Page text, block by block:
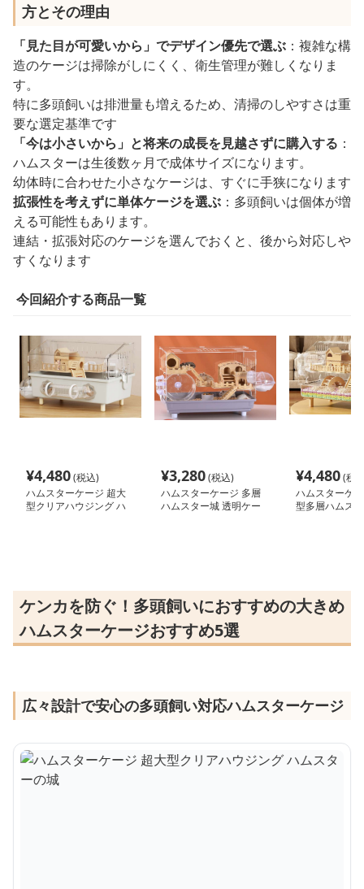
方とその理由
「見た目が可愛いから」でデザイン優先で選ぶ ：複雑な構
造のケージは掃除がしにくく、衛生管理が難しくなりま
す。
特に多頭飼いは排泄量も増えるため、清掃のしやすさは重
要な選定基準です
「今は小さいから」と将来の成長を見越さずに購入する ：
ハムスターは生後数ヶ月で成体サイズになります。
幼体時に合わせた小さなケージは、すぐに手狭になります
拡張性を考えずに単体ケージを選ぶ ：多頭飼いは個体が増
える可能性もあります。
連結・拡張対応のケージを選んでおくと、後から対応しや
すくなります
今回紹介する商品一覧
¥4,480(税込)
ハムスターケージ 超大
型クリアハウジング ハ
¥3,280(税込)
ハムスターケージ 多層
ハムスター城 透明ケー
¥4,480(税
ハムスターケ
型多層ハムス
ケンカを防ぐ！多頭飼いにおすすめの大きめ
ハムスターケージおすすめ5選
広々設計で安心の多頭飼い対応ハムスターケージ